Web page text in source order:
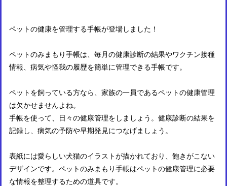
ペットの健康を管理する手帳が登場しました！
ペットのみまもり手帳は、毎月の健康診断の結果やワクチン接種
情報、病気や怪我の履歴を簡単に管理できる手帳です。
ペットを飼っている方なら、家族の一員であるペットの健康管理
は欠かせませんよね。
手帳を使って、日々の健康管理をしましょう。健康診断の結果を
記録し、病気の予防や早期発見につなげましょう。
表紙には愛らしい犬猫のイラストが描かれており、飽きがこない
デザインです。ペットのみまもり手帳はペットの健康管理に必要
な情報を整理するための道具です。